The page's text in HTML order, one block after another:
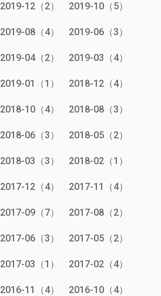
2019-12（2） 2019-10（5）
2019-08（4） 2019-06（3）
2019-04（2） 2019-03（4）
2019-01（1） 2018-12（4）
2018-10（4） 2018-08（3）
2018-06（3） 2018-05（2）
2018-03（3） 2018-02（1）
2017-12（4） 2017-11（4）
2017-09（7） 2017-08（2）
2017-06（3） 2017-05（2）
2017-03（1） 2017-02（4）
2016-11（4） 2016-10（4）